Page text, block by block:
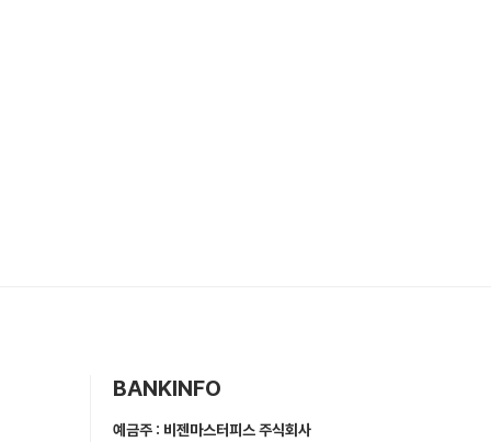
BANKINFO
예금주 : 비젠마스터피스 주식회사